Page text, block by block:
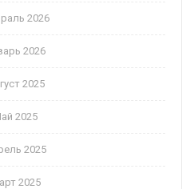
2026
2026
2025
2025
2025
2025